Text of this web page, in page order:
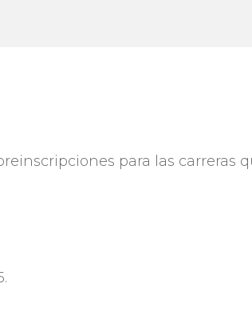
para las carreras